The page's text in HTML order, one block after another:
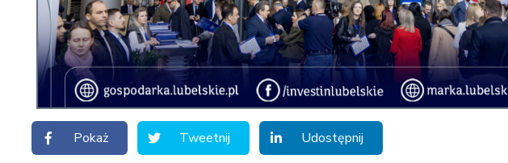
Pokaż Tweetnij Udostępnij